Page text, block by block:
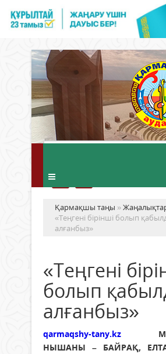
Қармақшы таңы »
«Теңгені бірінші болып
алғанбыз»
«Теңгені
болып
алғанбыз»
qarmaqshy-tany.kz
НЫШАНЫ – БАЙРАҚ,